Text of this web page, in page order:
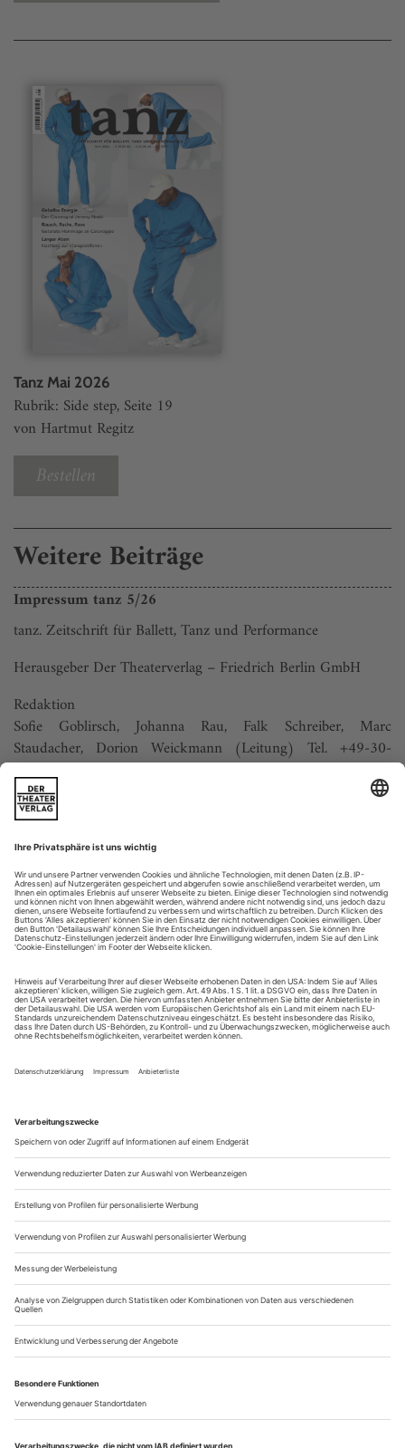
Tanz Mai 2026
Rubrik: Side step, Seite 19
von Hartmut Regitz
Bestellen
Weitere Beiträge
Impressum tanz 5/26
tanz. Zeitschrift für Ballett, Tanz und Performance
Herausgeber Der Theaterverlag – Friedrich Berlin GmbH
Redaktion
Sofie Goblirsch, Johanna Rau, Falk Schreiber, Marc
Staudacher, Dorion Weickmann (Leitung) Tel. +49-30-
254495-20, Fax -12
redaktion@tanz-zeitschrift.de
www.tanz-zeitschrift.de
Bildredaktion
Marina Dafova, Sofie Goblirsch
Art direction
Marina Dafova
Vermischtes tanz 5/26
Jubiläum
MIR COMPAGNIE UND MINIMIR
Béatrice Goetz, aufgewachsen in einer ländlichen Gemeinde
bei Basel, leidenschaftlich Fußball und Basketball. Sie
absolvierte ein Sportstudium und begann parallel, intensiv
Tanzstunden zu nehmen. Schließlich...
Im Netz
Tanz für junges Publikum, Lecture Performances und
Selbstentäußerungen: Falk Schreiber pendelt zwischen Ästhetiken
und Spielorten
Eine Spielshow. Vier Kandidat*innen treten gegeneinander an,
Superheroes mit Kräften, die freilich ein bisschen unpraktisch
für die Konkurrenzsituation sind, Zungenbrechermeisterschaft
beispielsweise. Obwohl: Man weiß nicht, wofür es gut is’.
Regina Rossi, Hamburger Theatermacherin im Grenzbereich